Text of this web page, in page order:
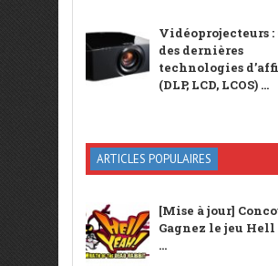
Vidéoprojecteurs :
des dernières
technologies
(DLP, LCD, LCOS) ...
ARTICLES POPULAIRES
[Mise à jour]
Gagnez le jeu Hell
...